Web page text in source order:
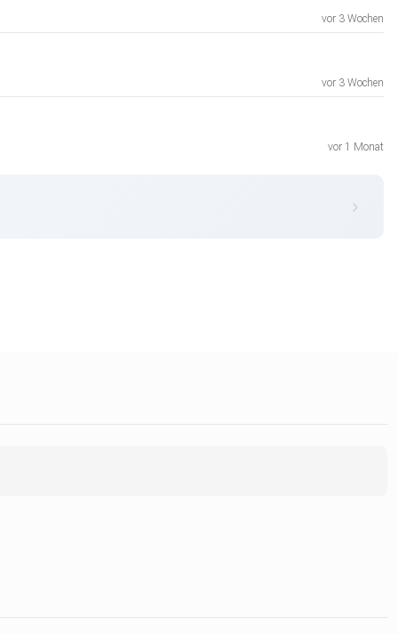
vor 3 Wochen
vor 3 Wochen
vor 1 Monat